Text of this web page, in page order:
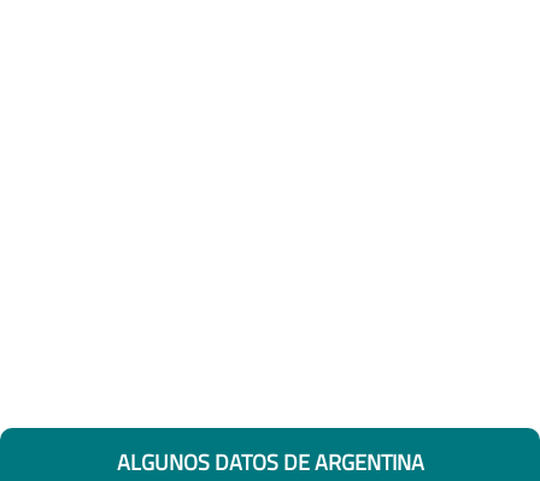
ALGUNOS DATOS DE ARGENTINA